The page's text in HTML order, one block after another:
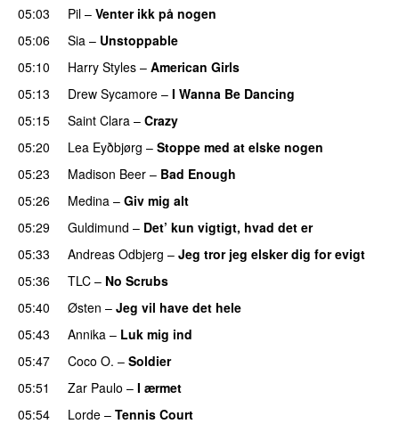
05:03
Pil – Venter ikk på nogen
05:06
Sia – Unstoppable
05:10
Harry Styles – American Girls
05:13
Drew Sycamore – I Wanna Be Dancing
05:15
Saint Clara – Crazy
05:20
Lea Eyðbjørg – Stoppe med at elske nogen
05:23 Madison Beer – Bad Enough
05:26
Medina – Giv mig alt
05:29
Guldimund – Det’ kun vigtigt, hvad det er
05:33 Andreas Odbjerg – Jeg tror jeg elsker dig for evigt
05:36
TLC – No Scrubs
05:40
Østen – Jeg vil have det hele
05:43
Annika – Luk mig ind
05:47
Coco O. – Soldier
05:51
Zar Paulo – I ærmet
05:54
Lorde – Tennis Court